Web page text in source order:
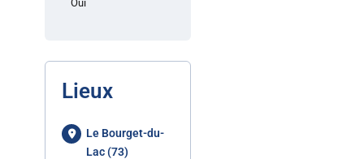
Lieux
Le Bourget-du-
Lac (73)